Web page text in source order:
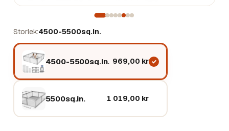
Storlek 4500-5500sq.in.
4500-5500sq.in. 969,00 kr
5500sq.in. 1 019,00 kr